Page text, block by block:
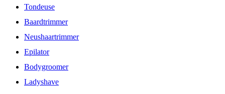
Tondeuse
Baardtrimmer
Neushaartrimmer
Epilator
Bodygroomer
Ladyshave